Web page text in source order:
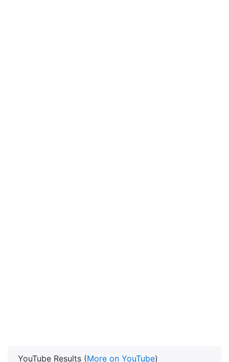
YouTube Results (More on YouTube)